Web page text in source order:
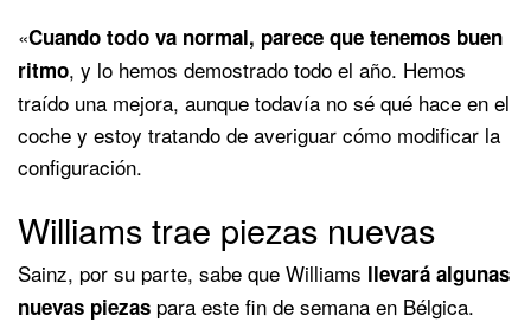
«Cuando todo va normal, parece que tenemos buen
ritmo, y lo hemos demostrado todo el año. Hemos
traído una mejora, aunque todavía no sé qué hace en el
coche y estoy tratando de averiguar cómo modificar la
configuración.
Williams trae piezas nuevas
Sainz, por su parte, sabe que Williams llevará algunas
nuevas piezas para este fin de semana en Bélgica.